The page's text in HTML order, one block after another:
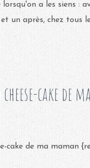
a les siens :
un après, chez tous
cake de